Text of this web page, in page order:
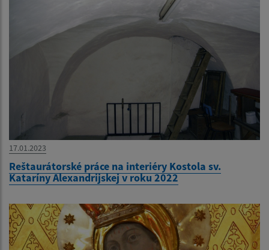
17.01.2023
Reštaurátorské práce na interiéry Kostola sv.
Kataríny Alexandrijskej v roku 2022